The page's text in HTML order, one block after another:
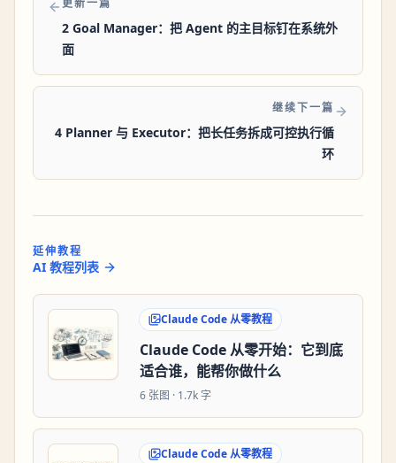
2 Goal Manager：把 Agent 的主目标钉在系统外
面
继续下一篇
4 Planner 与 Executor：把长任务拆成可控执行循
环
延伸教程
AI 教程列表
Claude Code 从零教程
Claude Code 从零开始：它到底
适合谁，能帮你做什么
6 张图 · 1.7k 字
Claude Code 从零教程